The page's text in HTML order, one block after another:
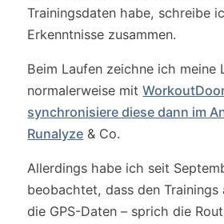
Trainingsdaten habe, schreibe
Erkenntnisse zusammen.
Beim Laufen zeichne ich meine
normalerweise mit
synchronisiere diese dann im
Runalyze & Co.
Allerdings habe ich seit
beobachtet, dass den Trainings
die GPS-Daten – sprich die